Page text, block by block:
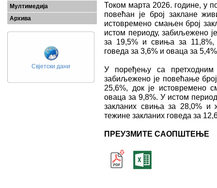
Мултимедија
Архива
Свјетски дани
Током марта 2026. године, у
повећан је број заклане
истовремено смањен број
истом периоду, забиљежено
за 19,5% и свиња за
говеда за 3,6% и оваца за
У поређењу са
забиљежено је повећање
25,6%, док је истовремено
оваца за 9,8%. У истом
закланих свиња за 28,0%
тежине закланих говеда за
ПРЕУЗМИТЕ САОПШТЕЊЕ